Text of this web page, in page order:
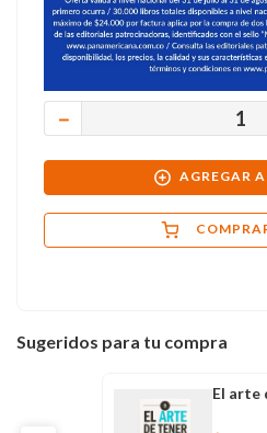
－
AGREGAR
Sugeridos para tu compra
El arte